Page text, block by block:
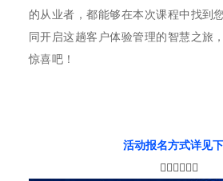
的从业者，都能够在本次课程中找到
同开启这趟客户体验管理的智慧之旅
惊喜吧！
活动报名方式详见
👇🏻👇🏻👇🏻